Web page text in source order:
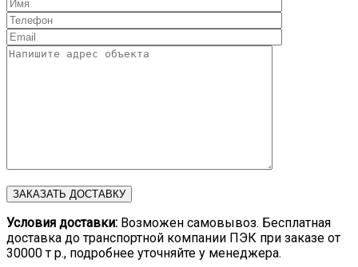
Условия доставки: Возможен самовывоз. Бесплатная
доставка до транспортной компании ПЭК при заказе от
30000 т р., подробнее уточняйте у менеджера.